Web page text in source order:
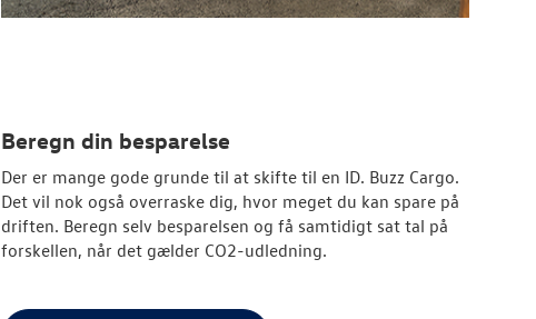
Beregn din besparelse
Der er mange gode grunde til at skifte til en ID. Buzz Cargo.
Det vil nok også overraske dig, hvor meget du kan spare på
driften. Beregn selv besparelsen og få samtidigt sat tal på
forskellen, når det gælder CO2-udledning.